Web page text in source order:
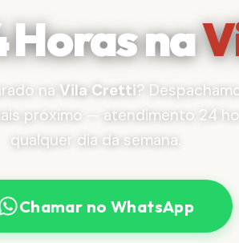
Horas na
na Vila Cretti?
próximo — atendimento 24
qualquer dia da semana.
Chamar no WhatsApp